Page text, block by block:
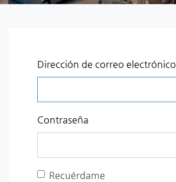
Dirección de correo electrónico
Contraseña
Recuérdame